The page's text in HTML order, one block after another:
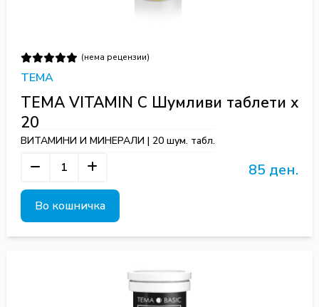
(нема рецензии)
TEMA
TEMA VITAMIN C Шумливи таблети x
20
ВИТАМИНИ И МИНЕРАЛИ | 20 шум. табл.
85 ден.
Во кошничка